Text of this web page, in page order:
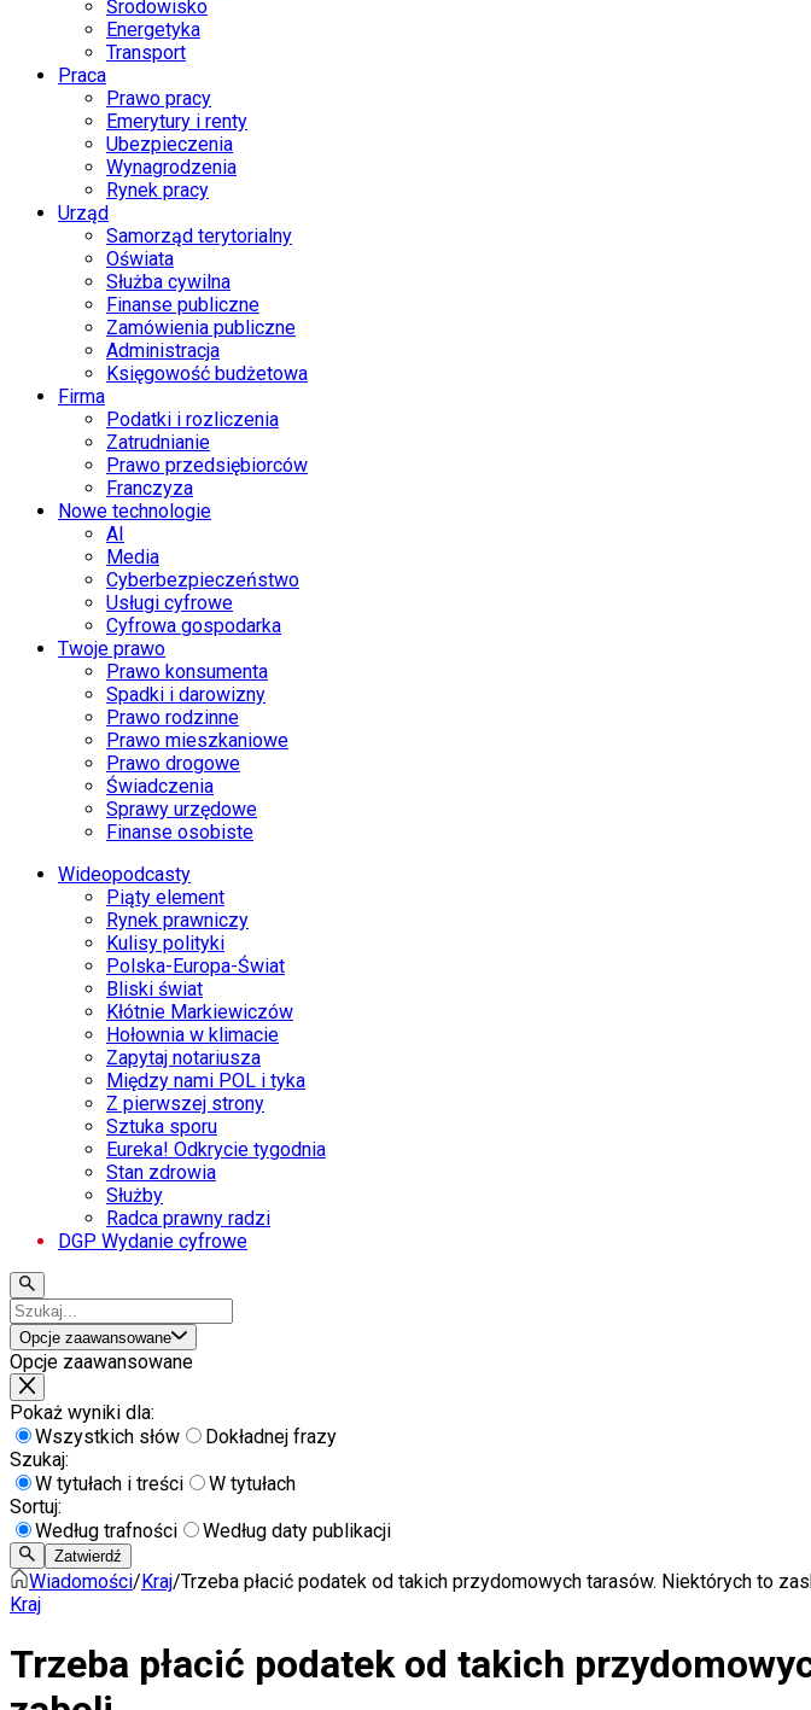
Środowisko
Energetyka
Transport
Praca
Prawo pracy
Emerytury i renty
Ubezpieczenia
Wynagrodzenia
Rynek pracy
Urząd
Samorząd terytorialny
Oświata
Służba cywilna
Finanse publiczne
Zamówienia publiczne
Administracja
Księgowość budżetowa
Firma
Podatki i rozliczenia
Zatrudnianie
Prawo przedsiębiorców
Franczyza
Nowe technologie
AI
Media
Cyberbezpieczeństwo
Usługi cyfrowe
Cyfrowa gospodarka
Twoje prawo
Prawo konsumenta
Spadki i darowizny
Prawo rodzinne
Prawo mieszkaniowe
Prawo drogowe
Świadczenia
Sprawy urzędowe
Finanse osobiste
Wideopodcasty
Piąty element
Rynek prawniczy
Kulisy polityki
Polska-Europa-Świat
Bliski świat
Kłótnie Markiewiczów
Hołownia w klimacie
Zapytaj notariusza
Między nami POL i tyka
Z pierwszej strony
Sztuka sporu
Eureka! Odkrycie tygodnia
Stan zdrowia
Służby
Radca prawny radzi
DGP Wydanie cyfrowe
Opcje zaawansowane
Opcje zaawansowane
Pokaż wyniki dla:
Wszystkich słów
Dokładnej frazy
Szukaj:
W tytułach i treści
W tytułach
Sortuj:
Według trafności
Według daty publikacji
Zatwierdź
Wiadomości/Kraj/Trzeba płacić podatek od takich przydomowych tarasów. Niektórych to
Kraj
Trzeba płacić podatek od takich